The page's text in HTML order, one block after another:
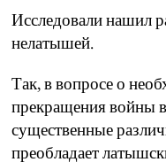
Исследовали нашил
нелатышей.
Так, в вопросе о
прекращения войны
существенные
преобладает